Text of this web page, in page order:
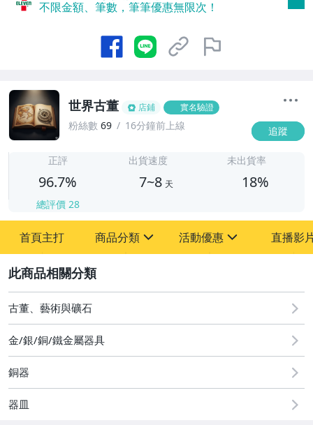
不限金額、筆數，筆筆優惠無限次！
世界古董 店鋪 實名驗證
粉絲數 69 16分鐘前上線 追蹤
正評
96.7%
總評價 28
出貨速度
7~8 天
未出貨率
18%
首頁主打 商品分類
其它
活動優惠
[全店] 粉絲專享
[全店] 周年慶
直播影
古董、藝術與礦石
金/銀/銅/鐵金屬器具
銅器
器皿